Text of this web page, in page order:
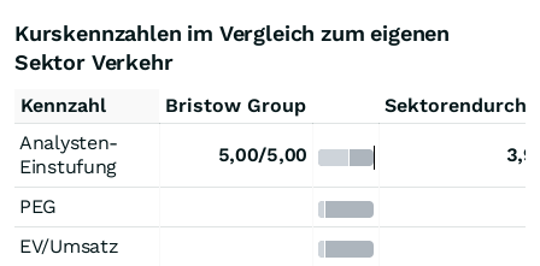
Kurskennzahlen im Vergleich zum eigenen
Sektor Verkehr
Kennzahl Bristow Group
Analysten-
Einstufung
5,00/5,00
PEG
EV/Umsatz